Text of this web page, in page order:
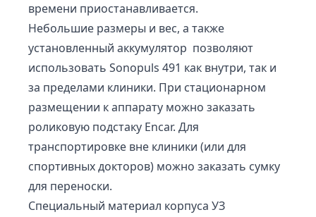
времени приостанавливается.
Небольшие размеры и вес, а также
установленный аккумулятор позволяют
использовать Sonopuls 491 как внутри, так и
за пределами клиники. При стационарном
размещении к аппарату можно заказать
роликовую подстаку Encar. Для
транспортировке вне клиники (или для
спортивных докторов) можно заказать сумку
для переноски.
Специальный материал корпуса УЗ